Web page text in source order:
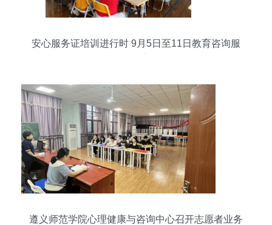
安心服务证培训进行时 9月5日至11日教育咨询服
遵义师范学院心理健康与咨询中心召开志愿者业务